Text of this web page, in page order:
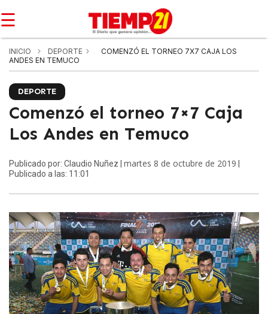
☰
INICIO DEPORTE
COMENZÓ EL TORNEO 7X7 CAJA LOS
ANDES EN TEMUCO
DEPORTE
Comenzó el torneo 7×7 Caja
Los Andes en Temuco
Publicado por: Claudio Nuñez | martes 8 de octubre de 2019
Publicado a las: 11:01